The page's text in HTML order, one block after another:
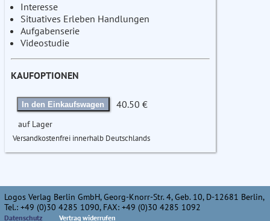
Interesse
Situatives Erleben Handlungen
Aufgabenserie
Videostudie
KAUFOPTIONEN
In den Einkaufswagen 40.50 €
auf Lager
Versandkostenfrei innerhalb Deutschlands
Logos Verlag Berlin GmbH, Georg-Knorr-Str. 4, Geb. 10, D-12681 Berlin,
Tel.: +49 (0)30 4285 1090, FAX: +49 (0)30 4285 1092
Datenschutz Vertrag widerrufen